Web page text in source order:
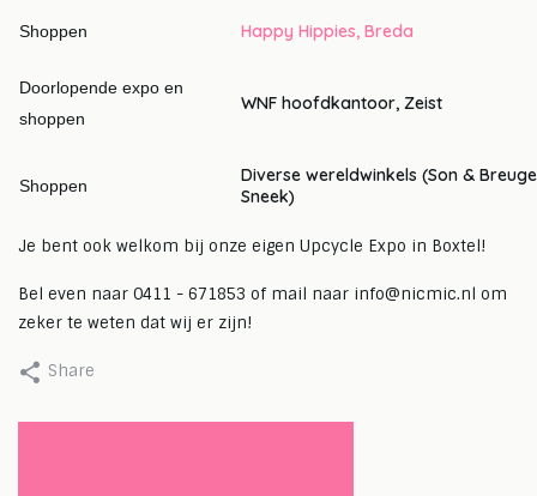
Shoppen Happy Hippies, Breda
Doorlopende expo en
shoppen
WNF hoofdkantoor, Zeist
Shoppen
Diverse wereldwinkels (Son &
Sneek)
Je bent ook welkom bij onze eigen Upcycle Expo in Boxtel!
Bel even naar 0411 - 671853 of mail naar info@nicmic.nl om
zeker te weten dat wij er zijn!
Share